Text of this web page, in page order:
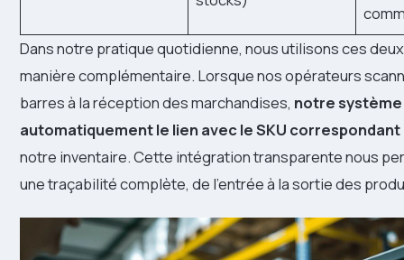
Dans notre pratique quotidienne, nous utilisons ces
manière complémentaire. Lorsque nos opérateurs
barres à la réception des marchandises, notre système
automatiquement le lien avec le SKU correspondant
notre inventaire. Cette intégration transparente nous
une traçabilité complète, de l’entrée à la sortie des